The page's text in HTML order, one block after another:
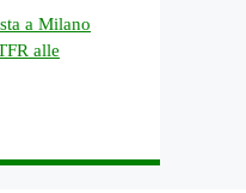
a Milano
alle